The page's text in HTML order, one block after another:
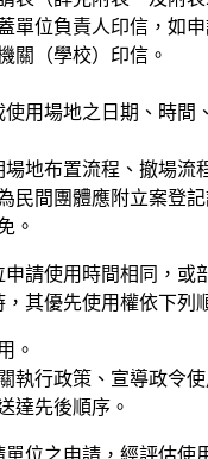
單位負責人印信，如
關（學校）印信。
使用場地之日期、時間
場地布置流程、撤場流
民間團體應附立案登
。
申請使用時間相同，或
其優先使用權依下列
。
執行政策、宣導政令使
達先後順序。
單位之申請，經評估使